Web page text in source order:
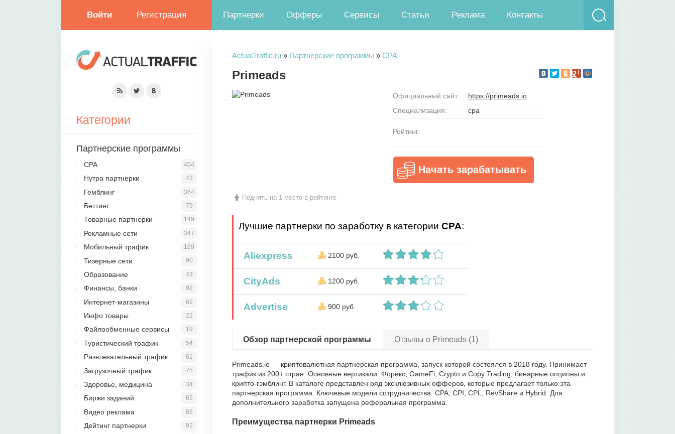
Войти Регистрация Партнерки Офферы Сервисы Статьи Реклама Контакты
ActualTraffic.ru » Партнерские программы » CPA
Primeads
Поднять на 1 место в рейтинге
Официальный сайт:
https://primeads.io
Специализация:
cpa
Рейтинг:
Начать зарабатывать
Лучшие партнерки по заработку в категории CPA:
Aliexpress 2100 руб.
CityAds 1200 руб.
Advertise 900 руб.
Обзор партнерской программы Отзывы о Primeads (1)
Primeads.io — криптовалютная партнерская программа, запуск которой состоялся в 2018 году. Принимает
трафик из 200+ стран. Основные вертикали: Форекс, GameFi, Crypto и Copy Trading, бинарные опционы и
крипто-гэмблинг. В каталоге представлен ряд эксклюзивных офферов, которые предлагает только эта
партнерская программа. Ключевые модели сотрудничества: CPA, CPI, CPL, RevShare и Hybrid. Для
дополнительного заработка запущена реферальная программа.
Преимущества партнерки Primeads
Категории
Партнерские программы
404
CPA
43
Нутра партнерки
364
Гемблинг
79
Беттинг
149
Товарные партнерки
347
Рекламные сети
169
Мобильный трафик
90
Тизерные сети
49
Образование
92
Финансы, банки
69
Интернет-магазины
22
Инфо товары
19
Файлообменные сервисы
54
Туристический трафик
61
Развлекательный трафик
75
Загрузочный трафик
34
Здоровье, медицина
65
Биржи заданий
66
Видео реклама
92
Дейтинг партнерки